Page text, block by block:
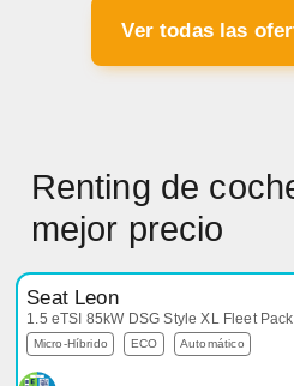
Ver todas las
Renting de
mejor precio
Seat Leon
1.5 eTSI 85kW DSG Style XL Fleet Pack
Micro-Híbrido ECO Automático